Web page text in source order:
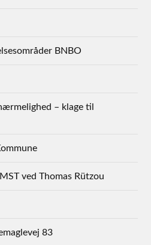
BNBO
– klage til
ved Thomas Rützou
83